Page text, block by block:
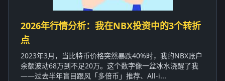
2026年行情分析：我在NBX投资中的3个转折
点
2023年3月，当比特币价格突然暴跌40%时，我的NBX账户
余额波动68万到不足20万。这个数字像一盆冰水浇醒了我
——过去半年盲目跟风「多倍币」推荐、All-i...